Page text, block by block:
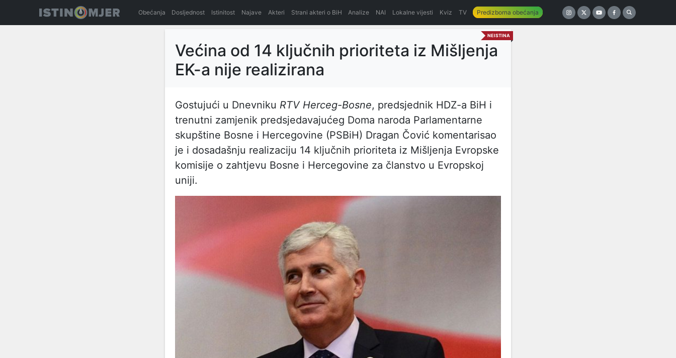
Obećanja Dosljednost Istinitost Najave Akteri Strani akteri o BiH Analize NAI Lokalne vijesti Kviz TV Predizborna obećanja
NEISTINA
Većina od 14 ključnih prioriteta iz Mišljenja
EK-a nije realizirana
Gostujući u Dnevniku RTV Herceg-Bosne, predsjednik HDZ-a BiH i
trenutni zamjenik predsjedavajućeg Doma naroda Parlamentarne
skupštine Bosne i Hercegovine (PSBiH) Dragan Čović komentarisao
je i dosadašnju realizaciju 14 ključnih prioriteta iz Mišljenja Evropske
komisije o zahtjevu Bosne i Hercegovine za članstvo u Evropskoj
uniji.